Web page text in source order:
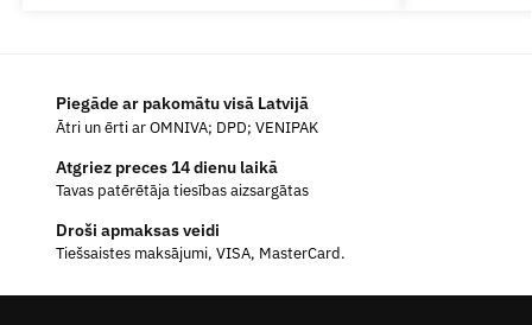
Piegāde ar pakomātu visā Latvijā
Ātri un ērti ar OMNIVA; DPD; VENIPAK
Atgriez preces 14 dienu laikā
Tavas patērētāja tiesības aizsargātas
Droši apmaksas veidi
Tiešsaistes maksājumi, VISA, MasterCard.